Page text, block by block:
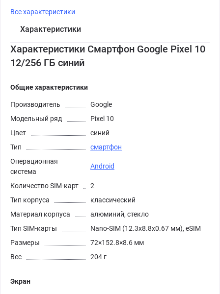
Все характеристики
Характеристики
Характеристики Смартфон Google Pixel 10
12/256 ГБ синий
Общие характеристики
Производитель
Google
Модельный ряд
Pixel 10
Цвет
синий
Тип
смартфон
Операционная
система
Android
Количество SIM-карт
2
Тип корпуса
классический
Материал корпуса
алюминий, стекло
Тип SIM-карты
Nano-SIM (12.3x8.8x0.67 мм), eSIM
Размеры
72×152.8×8.6 мм
Вес
204 г
Экран